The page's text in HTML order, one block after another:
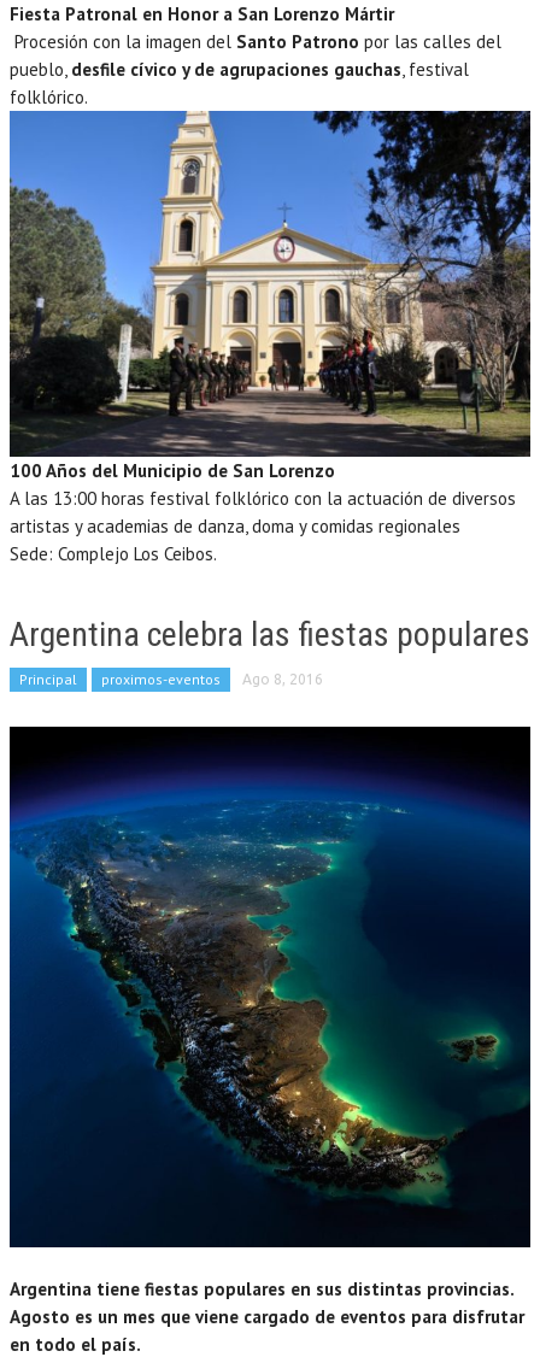
Fiesta Patronal en Honor a San Lorenzo Mártir
Procesión con la imagen del Santo Patrono por las calles del
pueblo, desfile cívico y de agrupaciones gauchas, festival
folklórico.
100 Años del Municipio de San Lorenzo
A las 13:00 horas festival folklórico con la actuación de diversos
artistas y academias de danza, doma y comidas regionales
Sede: Complejo Los Ceibos.
Argentina celebra las fiestas populares
Principal proximos-eventos Ago 8, 2016
Argentina tiene fiestas populares en sus distintas provincias.
Agosto es un mes que viene cargado de eventos para disfrutar
en todo el país.